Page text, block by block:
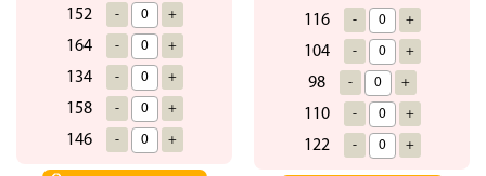
152 - +
164 - +
134 - +
158 - +
146 - +
116 - +
104 - +
98 - +
110 - +
122 - +